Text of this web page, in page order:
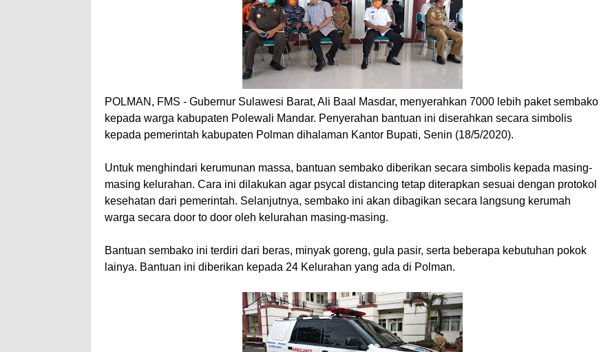
POLMAN, FMS - Gubernur Sulawesi Barat, Ali Baal Masdar, menyerahkan 7000 lebih paket sembako
kepada warga kabupaten Polewali Mandar. Penyerahan bantuan ini diserahkan secara simbolis
kepada pemerintah kabupaten Polman dihalaman Kantor Bupati, Senin (18/5/2020).
Untuk menghindari kerumunan massa, bantuan sembako diberikan secara simbolis kepada masing-
masing kelurahan. Cara ini dilakukan agar psycal distancing tetap diterapkan sesuai dengan protokol
kesehatan dari pemerintah. Selanjutnya, sembako ini akan dibagikan secara langsung kerumah
warga secara door to door oleh kelurahan masing-masing.
Bantuan sembako ini terdiri dari beras, minyak goreng, gula pasir, serta beberapa kebutuhan pokok
lainya. Bantuan ini diberikan kepada 24 Kelurahan yang ada di Polman.